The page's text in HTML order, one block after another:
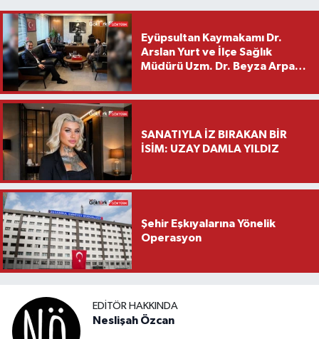
Eyüpsultan Kaymakamı Dr.
Arslan Yurt ve İlçe Sağlık
Müdürü Uzm. Dr. Beyza Arpacı
Ziyareti
SANATIYLA İZ BIRAKAN BİR
İSİM: UZAY DAMLA YILDIZ
Şehir Eşkıyalarına Yönelik
Operasyon
EDITÖR HAKKINDA
Neslişah Özcan